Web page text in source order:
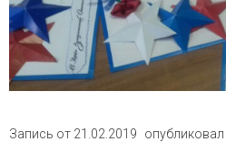
Запись от 21.02.2019 опубликовал